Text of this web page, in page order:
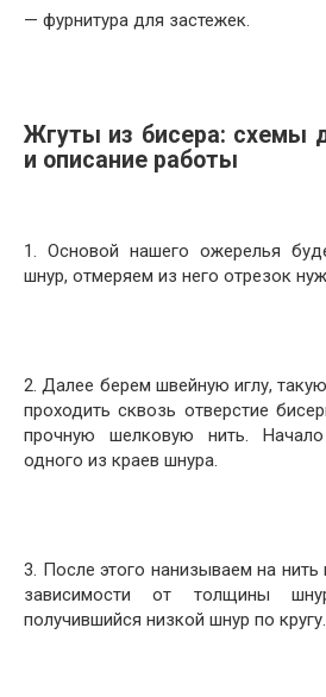
— фурнитура для застежек.
Жгуты из бисера: схемы
и описание работы
1. Основой нашего ожерелья
шнур, отмеряем из него отрезок
2. Далее берем швейную иглу,
проходить сквозь отверстие
прочную шелковую нить.
одного из краев шнура.
3. После этого нанизываем на
зависимости от толщины
получившийся низкой шнур по кругу.